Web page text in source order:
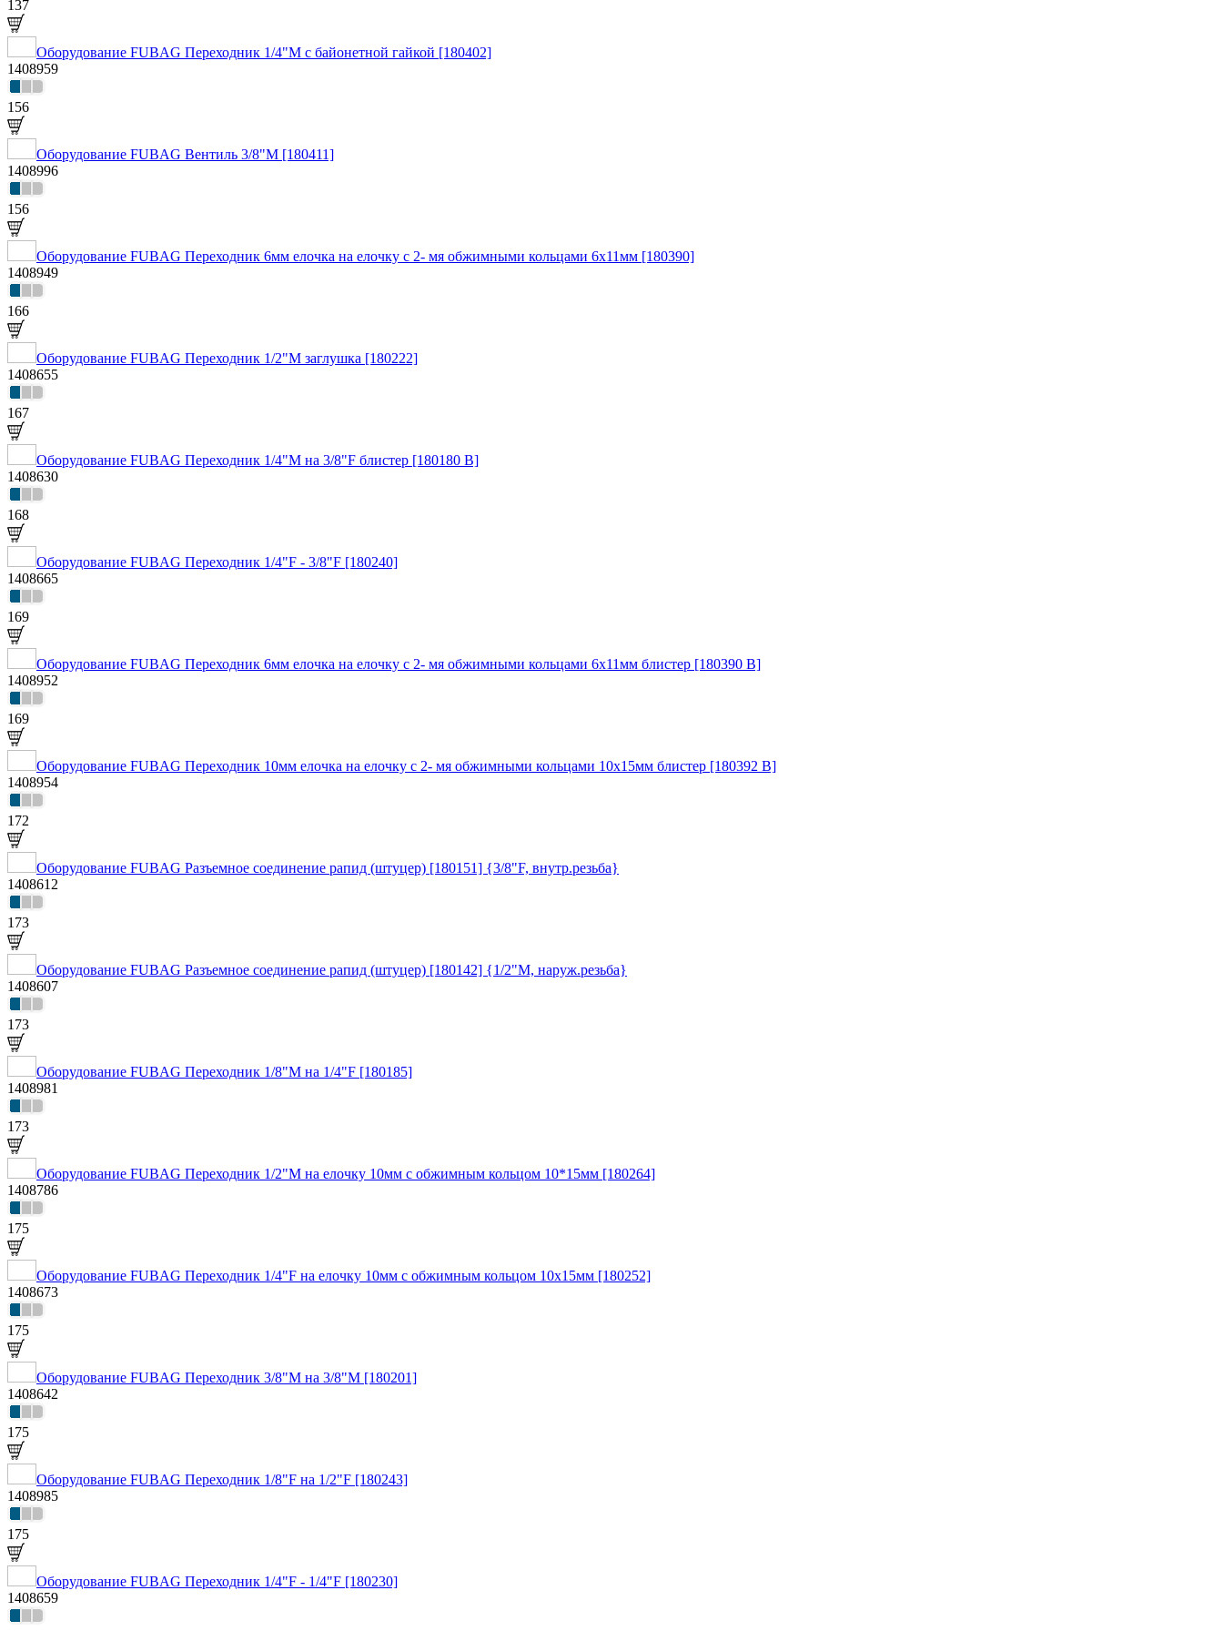
137
Оборудование FUBAG Переходник 1/4"M с байонетной гайкой [180402]
1408959
156
Оборудование FUBAG Вентиль 3/8"М [180411]
1408996
156
Оборудование FUBAG Переходник 6мм елочка на елочку с 2- мя обжимными кольцами 6х11мм [180390]
1408949
166
Оборудование FUBAG Переходник 1/2"M заглушка [180222]
1408655
167
Оборудование FUBAG Переходник 1/4"M на 3/8"F блистер [180180 B]
1408630
168
Оборудование FUBAG Переходник 1/4"F - 3/8"F [180240]
1408665
169
Оборудование FUBAG Переходник 6мм елочка на елочку с 2- мя обжимными кольцами 6х11мм блистер [180390 B]
1408952
169
Оборудование FUBAG Переходник 10мм елочка на елочку с 2- мя обжимными кольцами 10х15мм блистер [180392 B]
1408954
172
Оборудование FUBAG Разъемное соединение рапид (штуцер) [180151] {3/8"F, внутр.резьба}
1408612
173
Оборудование FUBAG Разъемное соединение рапид (штуцер) [180142] {1/2"M, наруж.резьба}
1408607
173
Оборудование FUBAG Переходник 1/8"M на 1/4"F [180185]
1408981
173
Оборудование FUBAG Переходник 1/2"М на елочку 10мм с обжимным кольцом 10*15мм [180264]
1408786
175
Оборудование FUBAG Переходник 1/4"F на елочку 10мм с обжимным кольцом 10х15мм [180252]
1408673
175
Оборудование FUBAG Переходник 3/8"M на 3/8"М [180201]
1408642
175
Оборудование FUBAG Переходник 1/8"F на 1/2"F [180243]
1408985
175
Оборудование FUBAG Переходник 1/4"F - 1/4"F [180230]
1408659